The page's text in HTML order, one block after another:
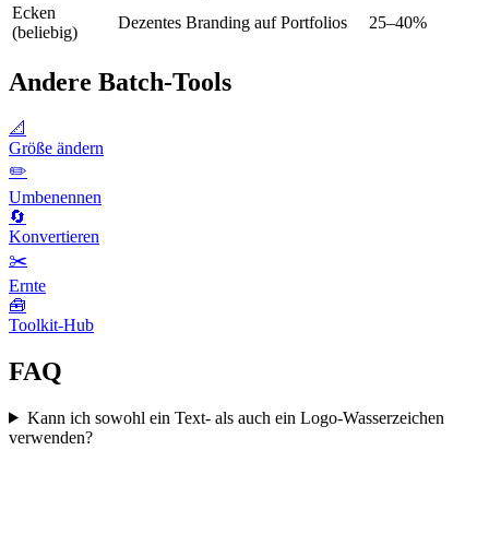
Ecken
(beliebig)
Dezentes Branding auf Portfolios 25–40%
Andere Batch-Tools
📐
Größe ändern
✏️
Umbenennen
🔄
Konvertieren
✂️
Ernte
🧰
Toolkit-Hub
FAQ
Kann ich sowohl ein Text- als auch ein Logo-Wasserzeichen
verwenden?